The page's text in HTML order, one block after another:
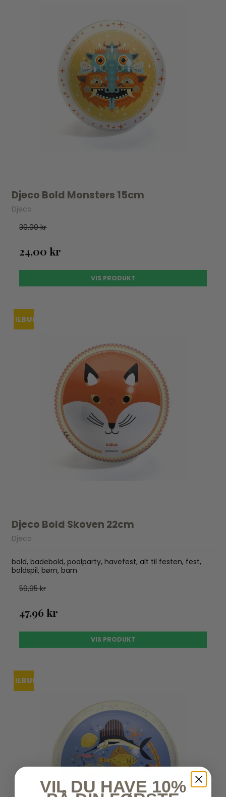
Djeco Bold Monsters 15cm
Djeco
30,00 kr
24,00 kr
VIS PRODUKT
TILBUDUDSOLGT
Djeco Bold Skoven 22cm
Djeco
bold, badebold, poolparty, havefest, alt til festen, fest,
boldspil, børn, barn
59,95 kr
47,96 kr
VIS PRODUKT
TILBUDUDSOLGT
VIL DU HAVE 10%